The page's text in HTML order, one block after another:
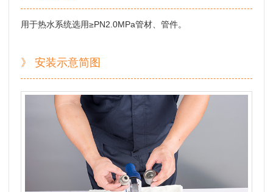
用于热水系统选用≥PN2.0MPa管材、管件。
》 安装示意简图